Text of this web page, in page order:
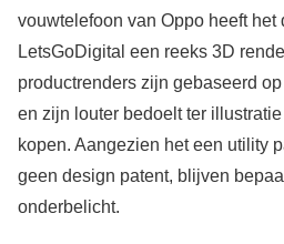
vouwtelefoon van Oppo heeft het
LetsGoDigital een reeks 3D
productrenders zijn gebaseerd
en zijn louter bedoelt ter
kopen. Aangezien het een utility
geen design patent, blijven
onderbelicht.